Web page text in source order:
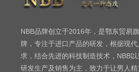
NBB品牌创立于2016年，是鄂东贸易
牌，专注于进口产品的研发，根据现
求，结合先进的科技制造技术，NBB
研发生产及销售为主，致力于让男人